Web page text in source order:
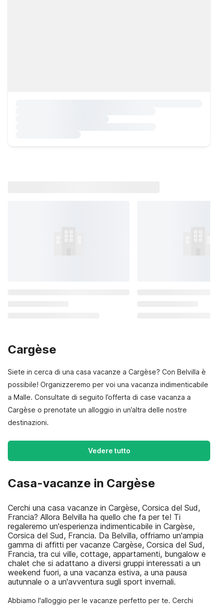
Cargèse
Siete in cerca di una casa vacanze a Cargèse? Con Belvilla è
possibile! Organizzeremo per voi una vacanza indimenticabile
a Malle. Consultate di seguito l’offerta di case vacanza a
Cargèse o prenotate un alloggio in un’altra delle nostre
destinazioni.
Vedere tutto
Casa-vacanze in Cargèse
Cerchi una casa vacanze in Cargèse, Corsica del Sud,
Francia? Allora Belvilla ha quello che fa per te! Ti
regaleremo un'esperienza indimenticabile in Cargèse,
Corsica del Sud, Francia. Da Belvilla, offriamo un'ampia
gamma di affitti per vacanze Cargèse, Corsica del Sud,
Francia, tra cui ville, cottage, appartamenti, bungalow e
chalet che si adattano a diversi gruppi interessati a un
weekend fuori, a una vacanza estiva, a una pausa
autunnale o a un'avventura sugli sport invernali.
Abbiamo l'alloggio per le vacanze perfetto per te. Cerchi